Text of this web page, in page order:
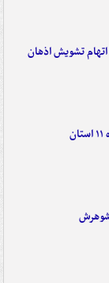
به اتهام تشویش اذهان
شوهرش